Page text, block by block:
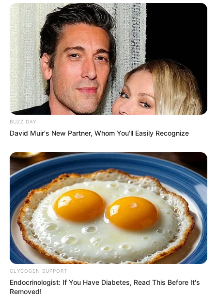
BUZZ DAY
David Muir's New Partner, Whom You'll Easily Recognize
GLYCOGEN SUPPORT
Endocrinologist: If You Have Diabetes, Read This Before It's
Removed!